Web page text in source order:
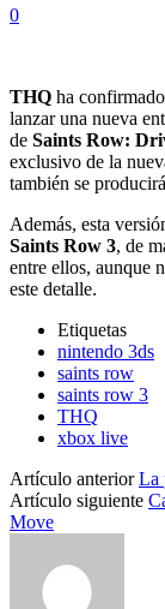
0
THQ ha
lanzar una nueva
de Saints Row:
exclusivo de la
también se
Además, esta
Saints Row 3, de
entre ellos, aunque
este detalle.
Etiquetas
nintendo 3ds
saints row
saints row 3
THQ
xbox live
Artículo anterior La
Artículo siguiente
Move